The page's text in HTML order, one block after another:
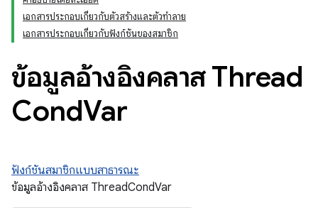
เอกสารประกอบเกี่ยวกับตัวสร้างและตัวทำลาย
เอกสารประกอบเกี่ยวกับฟังก์ชันของสมาชิก
ข้อมูลอ้างอิงคลาส Thread
CondVar
ฟังก์ชันสมาชิกแบบสาธารณะ
ข้อมูลอ้างอิงคลาส ThreadCondVar